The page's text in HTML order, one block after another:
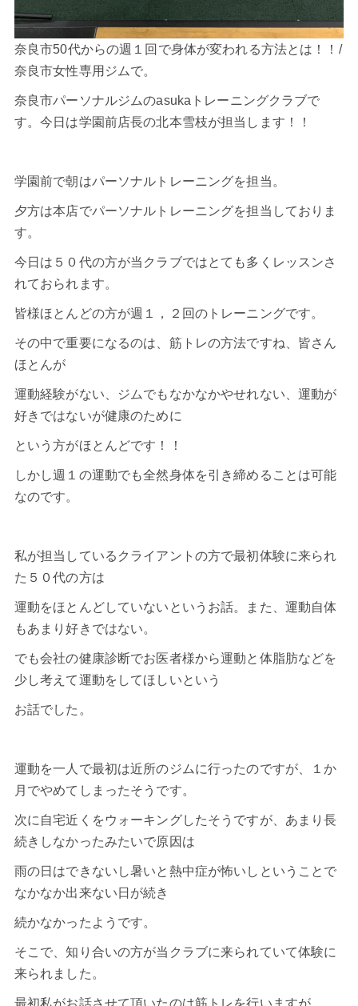
奈良市50代からの週１回で身体が変われる方法とは！！/
奈良市女性専用ジムで。
奈良市パーソナルジムのasukaトレーニングクラブで
す。今日は学園前店長の北本雪枝が担当します！！
学園前で朝はパーソナルトレーニングを担当。
夕方は本店でパーソナルトレーニングを担当しておりま
す。
今日は ５０代の方が当クラブではとても多くレッスンさ
れておられます。
皆様ほとんどの方が週１，２回のトレーニングです。
その中で重要になるのは、筋トレの方法ですね、皆さん
ほとんが
運動経験がない、ジムでもなかなかやせれない、運動が
好きではないが健康のために
という方がほとんどです！！
しかし週１の運動でも全然身体を引き締めることは可能
なのです。
私が担当しているクライアントの方で最初体験に来られ
た５０代の方は
運動をほとんどしていないというお話。また、運動自体
もあまり好きではない。
でも会社の健康診断でお医者様から運動と体脂肪などを
少し考えて運動をしてほしいという
お話でした。
運動を一人で最初は近所のジムに行ったのですが、１か
月でやめてしまったそうです。
次に自宅近くをウォーキングしたそうですが、あまり長
続きしなかったみたいで原因は
雨の日はできないし暑いと熱中症が怖いしということで
なかなか出来ない日が続き
続かなかったようです。
そこで、知り合いの方が当クラブに来られていて体験に
来られました。